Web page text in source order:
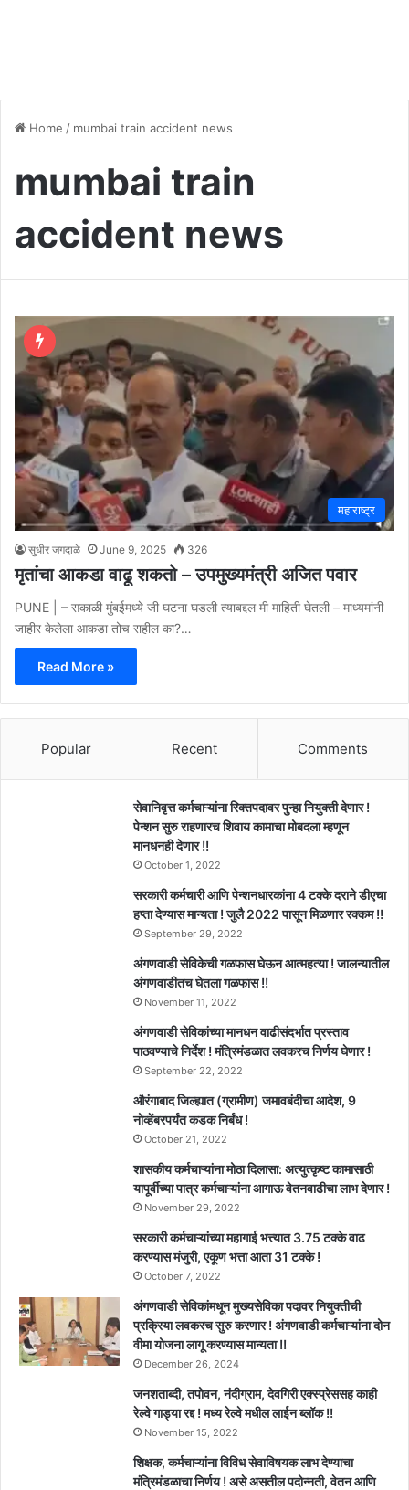
Home / mumbai train accident news
mumbai train
accident news
महाराष्ट्र
सुधीर जगदाळे June 9, 2025 326
मृतांचा आकडा वाढू शकतो – उपमुख्यमंत्री अजित पवार
PUNE | – सकाळी मुंबईमध्ये जी घटना घडली त्याबद्दल मी माहिती घेतली – माध्यमांनी
जाहीर केलेला आकडा तोच राहील का?…
Read More »
Popular Recent Comments
सेवानिवृत्त कर्मचाऱ्यांना रिक्तपदावर पुन्हा नियुक्ती देणार !
पेन्शन सुरु राहणारच शिवाय कामाचा मोबदला म्हणून
मानधनही देणार !!
October 1, 2022
सरकारी कर्मचारी आणि पेन्शनधारकांना 4 टक्के दराने डीएचा
हप्ता देण्यास मान्यता ! जुलै 2022 पासून मिळणार रक्कम !!
September 29, 2022
अंगणवाडी सेविकेची गळफास घेऊन आत्महत्या ! जालन्यातील
अंगणवाडीतच घेतला गळफास !!
November 11, 2022
अंगणवाडी सेविकांच्या मानधन वाढीसंदर्भात प्रस्ताव
पाठवण्याचे निर्देश ! मंत्रिमंडळात लवकरच निर्णय घेणार !
September 22, 2022
औरंगाबाद जिल्ह्यात (ग्रामीण) जमावबंदीचा आदेश, 9
नोव्हेंबरपर्यंत कडक निर्बंध !
October 21, 2022
शासकीय कर्मचाऱ्यांना मोठा दिलासा: अत्युत्कृष्ट कामासाठी
यापूर्वीच्या पात्र कर्मचाऱ्यांना आगाऊ वेतनवाढीचा लाभ देणार !
November 29, 2022
सरकारी कर्मचाऱ्यांच्या महागाई भत्त्यात 3.75 टक्के वाढ
करण्यास मंजुरी, एकूण भत्ता आता 31 टक्के !
October 7, 2022
अंगणवाडी सेविकांमधून मुख्यसेविका पदावर नियुक्तीची
प्रक्रिया लवकरच सुरु करणार ! अंगणवाडी कर्मचाऱ्यांना दोन
वीमा योजना लागू करण्यास मान्यता !!
December 26, 2024
जनशताब्दी, तपोवन, नंदीग्राम, देवगिरी एक्स्प्रेससह काही
रेल्वे गाड्या रद्द ! मध्य रेल्वे मधील लाईन ब्लॉक !!
November 15, 2022
शिक्षक, कर्मचाऱ्यांना विविध सेवाविषयक लाभ देण्याचा
मंत्रिमंडळाचा निर्णय ! असे असतील पदोन्नती, वेतन आणि